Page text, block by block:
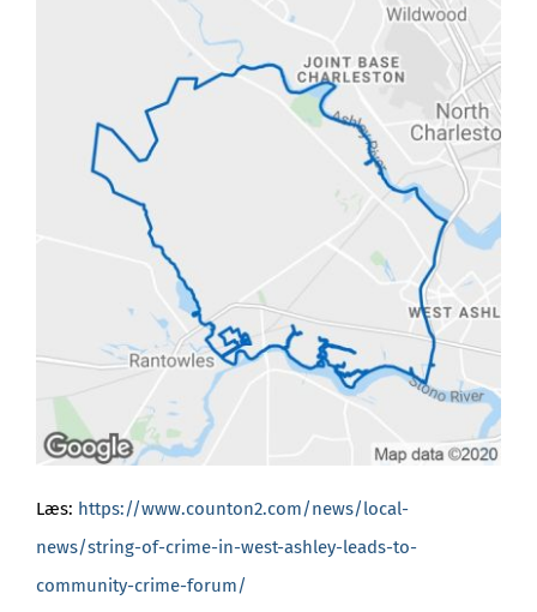
Læs: https://www.counton2.com/news/local-
news/string-of-crime-in-west-ashley-leads-to-
community-crime-forum/